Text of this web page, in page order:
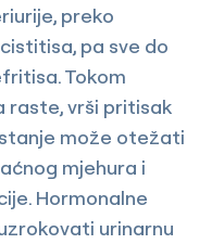
preko
pa sve do
Tokom
raste, vrši pritisak
može otežati
mjehura i
Hormonalne
urinarnu